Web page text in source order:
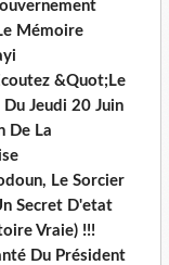
Mémoire
&Quot;Le
Jeudi 20 Juin
De La
Le Sorcier
Secret D'etat
Vraie) !!!
Du Président